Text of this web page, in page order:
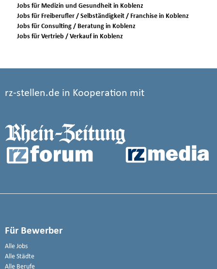
Jobs für Medizin und Gesundheit in Koblenz
Jobs für Freiberufler / Selbständigkeit / Franchise in Koblenz
Jobs für Consulting / Beratung in Koblenz
Jobs für Vertrieb / Verkauf in Koblenz
rz-stellen.de in Kooperation mit
Für Bewerber
Alle Jobs
Alle Städte
Alle Berufe